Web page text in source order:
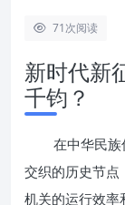
71次阅读
新时代新
千钧？
在中华民
交织的历史节点
机关的运行效率